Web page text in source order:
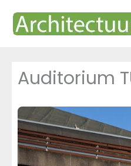
naar
Auditorium